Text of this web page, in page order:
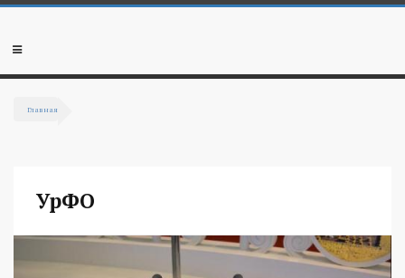
Перейти к основному содержанию
Мобильное
Главная
УрФО